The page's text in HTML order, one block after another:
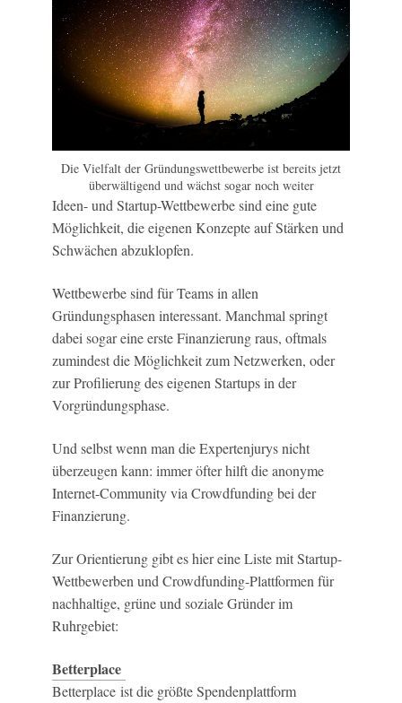
Die Vielfalt der Gründungswettbewerbe ist bereits jetzt
überwältigend und wächst sogar noch weiter
Ideen- und Startup-Wettbewerbe sind eine gute
Möglichkeit, die eigenen Konzepte auf Stärken und
Schwächen abzuklopfen.
Wettbewerbe sind für Teams in allen
Gründungsphasen interessant. Manchmal springt
dabei sogar eine erste Finanzierung raus, oftmals
zumindest die Möglichkeit zum Netzwerken, oder
zur Profilierung des eigenen Startups in der
Vorgründungsphase.
Und selbst wenn man die Expertenjurys nicht
überzeugen kann: immer öfter hilft die anonyme
Internet-Community via Crowdfunding bei der
Finanzierung.
Zur Orientierung gibt es hier eine Liste mit Startup-
Wettbewerben und Crowdfunding-Plattformen für
nachhaltige, grüne und soziale Gründer im
Ruhrgebiet:
Betterplace
Betterplace ist die größte Spendenplattform